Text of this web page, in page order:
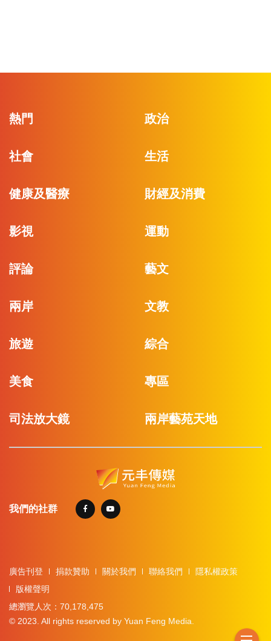
熱門 政治
社會 生活
健康及醫療 財經及消費
影視 運動
評論 藝文
兩岸 文教
旅遊 綜合
美食 專區
司法放大鏡 兩岸藝苑天地
我們的社群
廣告刊登 捐款贊助 關於我們 聯絡我們
隱私權政策
版權聲明
總瀏覽人次：70,178,475
© 2023. All rights reserved by Yuan Feng Media.